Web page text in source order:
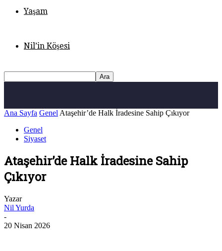
Yaşam
Nil’in Köşesi
Ana Sayfa Genel Ataşehir’de Halk İradesine Sahip Çıkıyor
Genel
Siyaset
Ataşehir’de Halk İradesine Sahip
Çıkıyor
Yazar
Nil Yurda
-
20 Nisan 2026